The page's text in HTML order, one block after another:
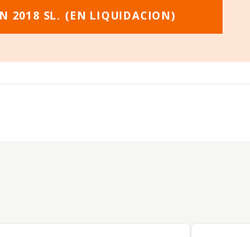
2018 SL. (EN LIQUIDACION)